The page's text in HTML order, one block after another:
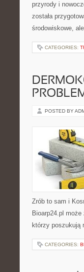
przyrody i
została
środowiskowe,
CATEGORIES:
POSTED BY
Zrób to sam i
Bioarp24.pl
którzy poszukują
CATEGORIES: